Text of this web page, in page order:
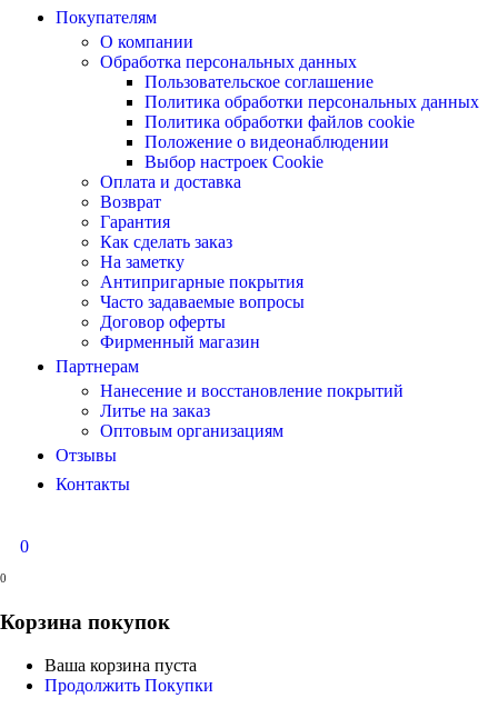
Покупателям
О компании
Обработка персональных данных
Пользовательское соглашение
Политика обработки персональных данных
Политика обработки файлов cookie
Положение о видеонаблюдении
Выбор настроек Cookie
Оплата и доставка
Возврат
Гарантия
Как сделать заказ
На заметку
Антипригарные покрытия
Часто задаваемые вопросы
Договор оферты
Фирменный магазин
Партнерам
Нанесение и восстановление покрытий
Литье на заказ
Оптовым организациям
Отзывы
Контакты
0
0
Корзина покупок
Ваша корзина пуста
Продолжить Покупки